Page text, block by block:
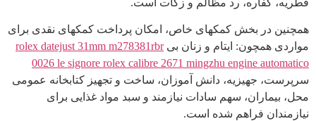
فطریه، کفاره، رد مظالم و زکات است.
همچنین در بخش کمکهای خاص، امکان پرداخت کمکهای نقدی برای
مواردی همچون: ایتام و زنان بیrolex datejust 31mm m278381rbr
0026 le signore rolex calibre 2671 mingzhu engine automatico
سرپرست، جهیزیه، دانش آموزان، ساخت و تجهیز کتابخانه عمومی
محل، بیماران، سهم سادات نیازمند و سبد مواد غذایی برای
نیازمندان فراهم شده است.